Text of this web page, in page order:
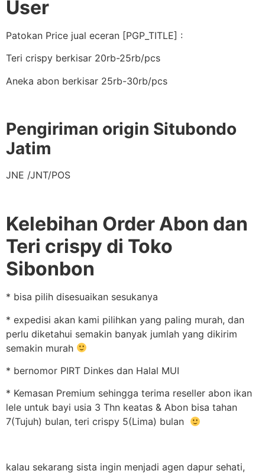
User
Patokan Price jual eceran [PGP_TITLE] :
Teri crispy berkisar 20rb-25rb/pcs
Aneka abon berkisar 25rb-30rb/pcs
Pengiriman origin Situbondo
Jatim
JNE /JNT/POS
Kelebihan Order Abon dan
Teri crispy di Toko
Sibonbon
* bisa pilih disesuaikan sesukanya
* expedisi akan kami pilihkan yang paling murah, dan
perlu diketahui semakin banyak jumlah yang dikirim
semakin murah
* bernomor PIRT Dinkes dan Halal MUI
* Kemasan Premium sehingga terima reseller abon ikan
lele untuk bayi usia 3 Thn keatas & Abon bisa tahan
7(Tujuh) bulan, teri crispy 5(Lima) bulan
kalau sekarang sista ingin menjadi agen dapur sehati,